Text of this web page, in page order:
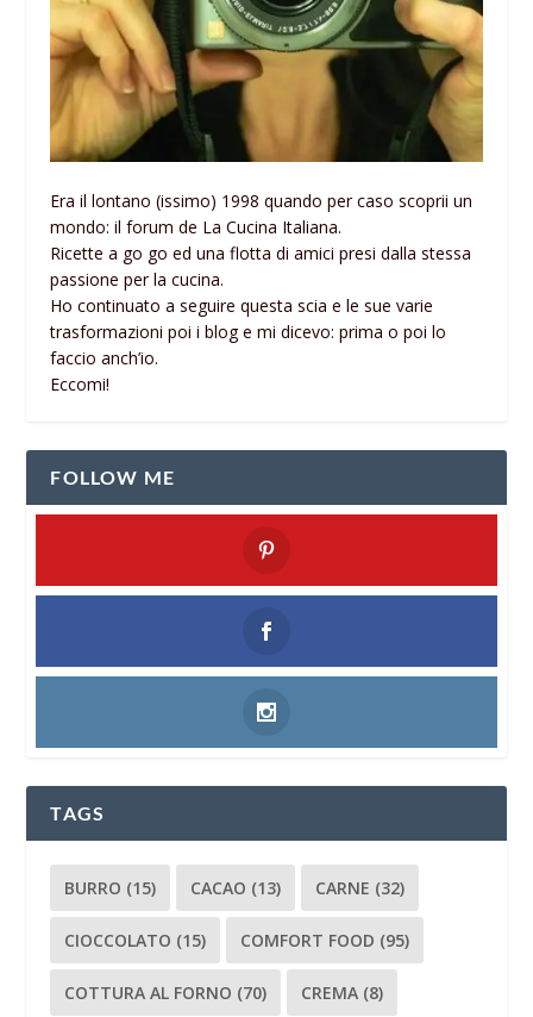
Era il lontano (issimo) 1998 quando per caso scoprii un
mondo: il forum de La Cucina Italiana.
Ricette a go go ed una flotta di amici presi dalla stessa
passione per la cucina.
Ho continuato a seguire questa scia e le sue varie
trasformazioni poi i blog e mi dicevo: prima o poi lo
faccio anch’io.
Eccomi!
FOLLOW ME
TAGS
BURRO (15) CACAO (13) CARNE (32)
CIOCCOLATO (15) COMFORT FOOD (95)
COTTURA AL FORNO (70) CREMA (8)